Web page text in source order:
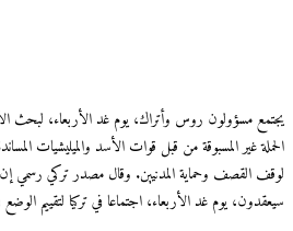
يجتمع مسؤولون روس وأتراك، يوم غد الأربعاء، لبحث
الحملة غير المسبوقة من قبل قوات الأسد والميليشيات
لوقف القصف وحماية المدنيين. وقال مصدر تركي رسمي إن
سيعقدون، يوم غد الأربعاء، اجتماعا في تركيا لتقييم